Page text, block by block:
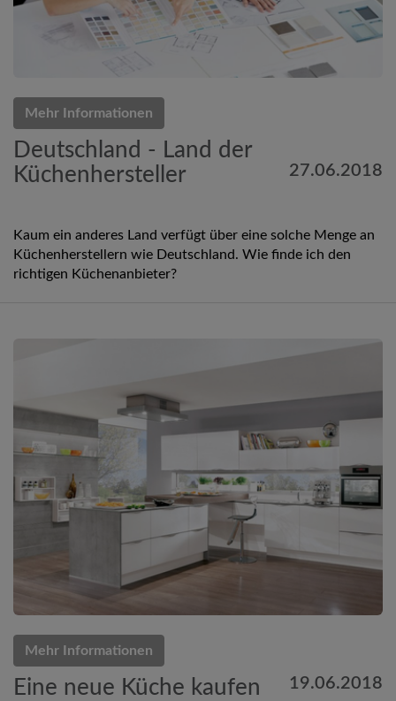
Mehr Informationen
Deutschland - Land der
Küchenhersteller
27.06.2018
Kaum ein anderes Land verfügt über eine solche Menge an
Küchenherstellern wie Deutschland. Wie finde ich den
richtigen Küchenanbieter?
Mehr Informationen
Eine neue Küche kaufen 19.06.2018